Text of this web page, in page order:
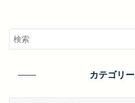
カテゴリー